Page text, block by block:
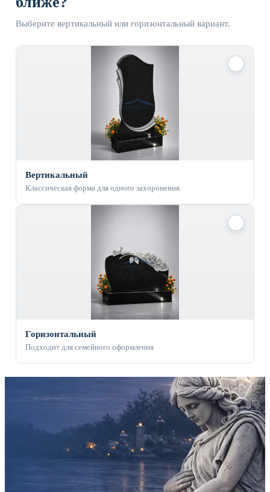
Выберите вертикальный или горизонтальный вариант.
Вертикальный
Классическая форма для одного захоронения.
Горизонтальный
Подходит для семейного оформления.